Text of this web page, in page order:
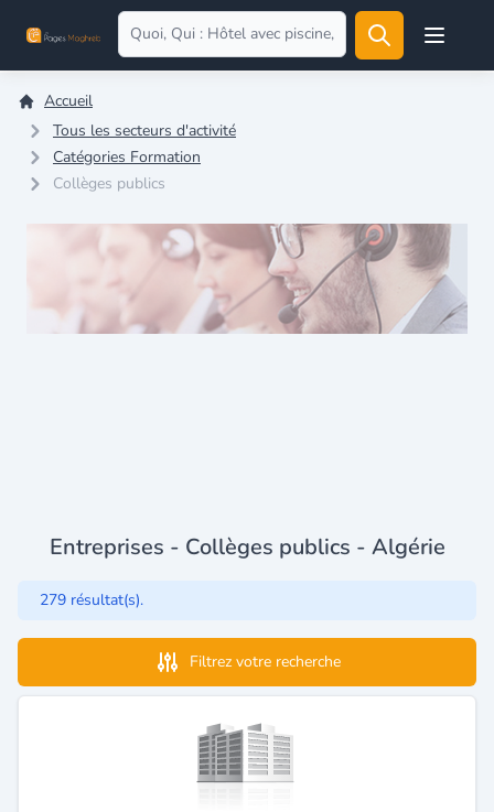
Open
Accueil
Tous les secteurs d'activité
Catégories Formation
Collèges publics
Entreprises - Collèges publics - Algérie
279 résultat(s).
Filtrez votre recherche